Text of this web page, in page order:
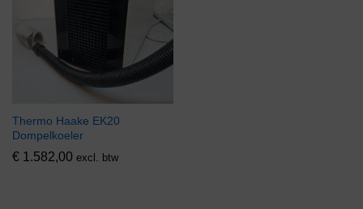
Thermo Haake EK20
Dompelkoeler
€ 1.582,00 excl. btw